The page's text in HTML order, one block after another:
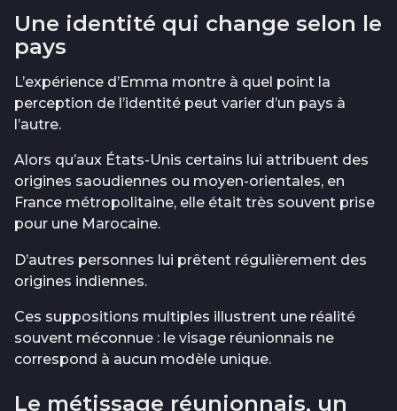
Une identité qui change selon le
pays
L’expérience d’Emma montre à quel point la
perception de l’identité peut varier d’un pays à
l’autre.
Alors qu’aux États-Unis certains lui attribuent des
origines saoudiennes ou moyen-orientales, en
France métropolitaine, elle était très souvent prise
pour une Marocaine.
D’autres personnes lui prêtent régulièrement des
origines indiennes.
Ces suppositions multiples illustrent une réalité
souvent méconnue : le visage réunionnais ne
correspond à aucun modèle unique.
Le métissage réunionnais, un